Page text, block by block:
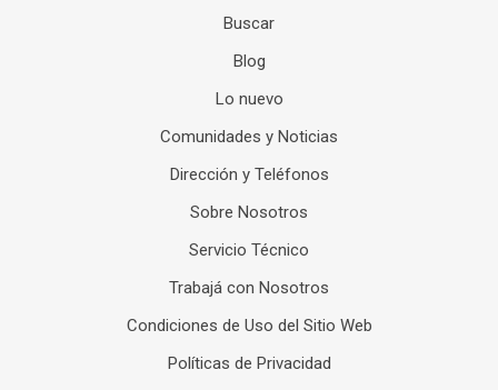
Buscar
Blog
Lo nuevo
Comunidades y Noticias
Dirección y Teléfonos
Sobre Nosotros
Servicio Técnico
Trabajá con Nosotros
Condiciones de Uso del Sitio Web
Políticas de Privacidad